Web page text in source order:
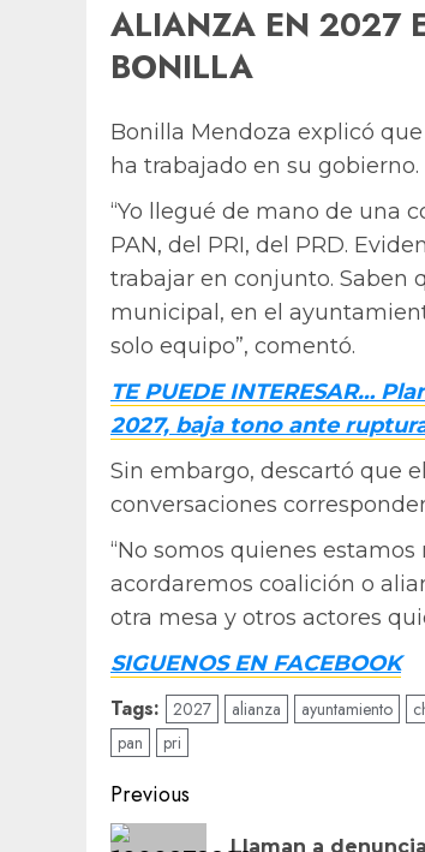
ALIANZA EN 2027
BONILLA
Bonilla Mendoza explicó
ha trabajado en su gobierno.
“Yo llegué de mano de una
PAN, del PRI, del PRD.
trabajar en conjunto. Saben
municipal, en el
solo equipo”, comentó.
TE PUEDE INTERESAR…
2027, baja tono ante
Sin embargo, descartó que
conversaciones
“No somos quienes
acordaremos coalición o
otra mesa y otros actores
SIGUENOS EN FACEBOOK
Tags: 2027 alianza ayuntamiento
pan
pri
Post
navigation
Previous
Llaman a